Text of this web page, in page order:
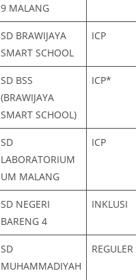
9 MALANG
SD BRAWIJAYA
SMART SCHOOL
ICP
SD BSS
(BRAWIJAYA
SMART SCHOOL)
ICP*
SD
LABORATORIUM
UM MALANG
ICP
SD NEGERI
BARENG 4
INKLUSI
SD
MUHAMMADIYAH
REGULER